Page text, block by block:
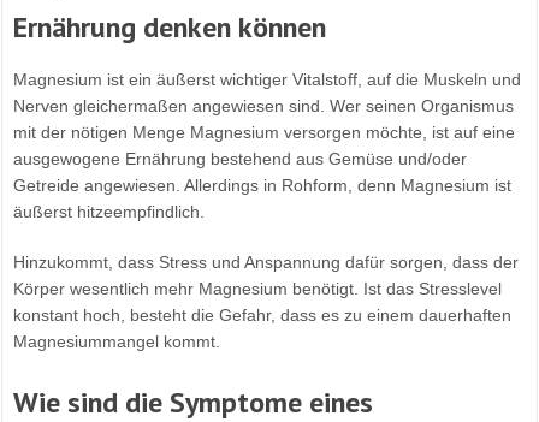
Ernährung denken können
Magnesium ist ein äußerst wichtiger Vitalstoff, auf die Muskeln und
Nerven gleichermaßen angewiesen sind. Wer seinen Organismus
mit der nötigen Menge Magnesium versorgen möchte, ist auf eine
ausgewogene Ernährung bestehend aus Gemüse und/oder
Getreide angewiesen. Allerdings in Rohform, denn Magnesium ist
äußerst hitzeempfindlich.
Hinzukommt, dass Stress und Anspannung dafür sorgen, dass der
Körper wesentlich mehr Magnesium benötigt. Ist das Stresslevel
konstant hoch, besteht die Gefahr, dass es zu einem dauerhaften
Magnesiummangel kommt.
Wie sind die Symptome eines